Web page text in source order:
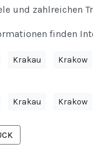
und zahlreichen
finden
Krakau Krakow
Krakau Krakow
BEITRAG: OSTER-